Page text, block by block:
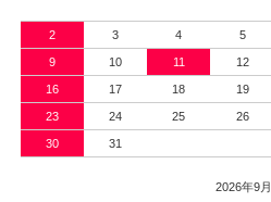
2 3 4 5
9 10 11 12
16 17 18 19
23 24 25 26
30 31
2026年9月